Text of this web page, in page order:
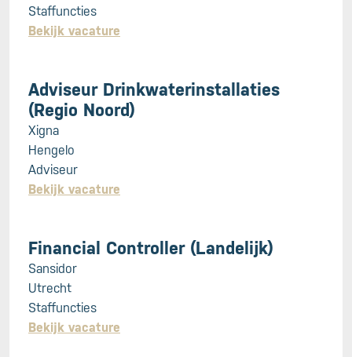
Staffuncties
Bekijk vacature
Adviseur Drinkwaterinstallaties
(Regio Noord)
Xigna
Hengelo
Adviseur
Bekijk vacature
Financial Controller (Landelijk)
Sansidor
Utrecht
Staffuncties
Bekijk vacature